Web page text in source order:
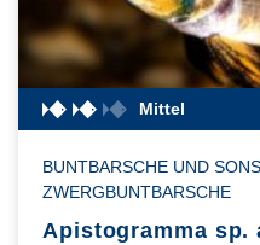
Mittel
BUNTBARSCHE UND
ZWERGBUNTBARSCHE
Apistogramma sp.